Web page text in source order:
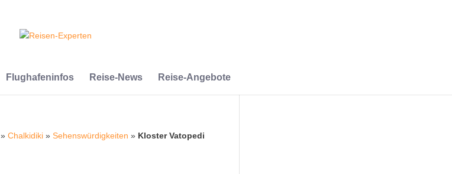
Flughafeninfos Reise-News Reise-Angebote
»Chalkidiki »Sehenswürdigkeiten » Kloster Vatopedi